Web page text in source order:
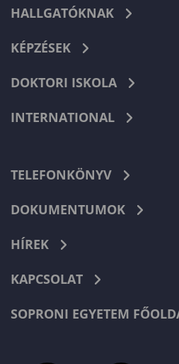
HALLGATÓKNAK
KÉPZÉSEK
DOKTORI ISKOLA
INTERNATIONAL
TELEFONKÖNYV
DOKUMENTUMOK
HÍREK
KAPCSOLAT
SOPRONI EGYETEM